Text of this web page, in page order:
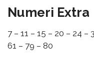
Numeri Extra
7 – 11 – 15 – 20 – 24 –
61 – 79 – 80